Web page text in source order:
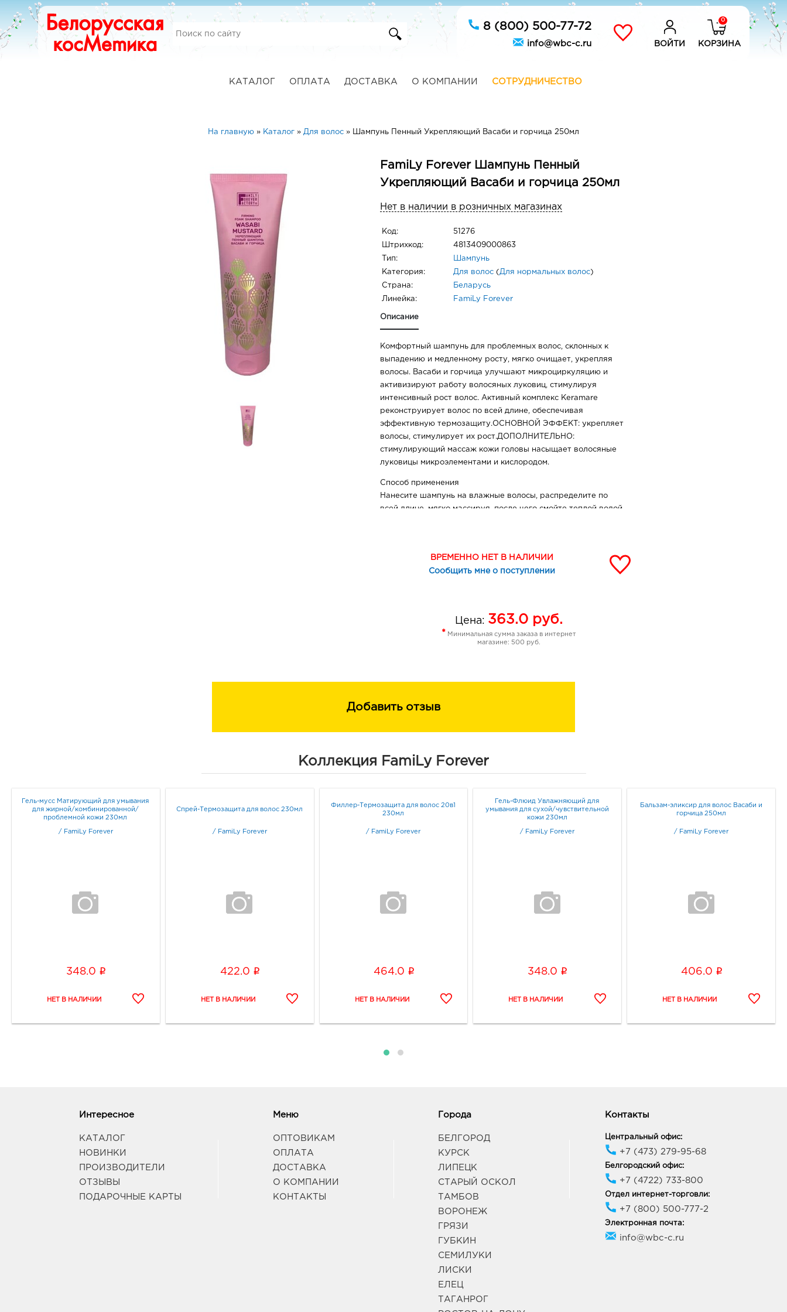
8 (800) 500-77-72
info@wbc-c.ru ВОЙТИ
0
КОРЗИНА
КАТАЛОГ ОПЛАТА ДОСТАВКА О КОМПАНИИ СОТРУДНИЧЕСТВО
На главную » Каталог » Для волос » Шампунь Пенный Укрепляющий Васаби и горчица 250мл
FamiLy Forever Шампунь Пенный
Укрепляющий Васаби и горчица 250мл
Нет в наличии в розничных магазинах
Код: 51276
Штрихкод: 4813409000863
Тип: Шампунь
Категория: Для волос ( Для нормальных волос)
Страна: Беларусь
Линейка: FamiLy Forever
Описание
Комфортный шампунь для проблемных волос, склонных к
выпадению и медленному росту, мягко очищает, укрепляя
волосы. Васаби и горчица улучшают микроциркуляцию и
активизируют работу волосяных луковиц, стимулируя
интенсивный рост волос. Активный комплекс Keramare
реконструирует волос по всей длине, обеспечивая
эффективную термозащиту.ОСНОВНОЙ ЭФФЕКТ: укрепляет
волосы, стимулирует их рост.ДОПОЛНИТЕЛЬНО:
стимулирующий массаж кожи головы насыщает волосяные
луковицы микроэлементами и кислородом.
Способ применения
Нанесите шампунь на влажные волосы, распределите по
всей длине, мягко массируя, после чего смойте теплой водой.
ВРЕМЕННО НЕТ В НАЛИЧИИ
Сообщить мне о поступлении
Цена: 363.0 руб.
* Минимальная сумма заказа в интернет
магазине: 500 руб.
Добавить отзыв
Коллекция FamiLy Forever
Гель-мусс Матирующий для умывания
для жирной/комбинированной/
проблемной кожи 230мл
/ FamiLy Forever
348.0 i
Спрей-Термозащита для волос 230мл
/ FamiLy Forever
422.0 i
Филлер-Термозащита для волос 20в1
230мл
/ FamiLy Forever
464.0 i
Гель-Флюид Увлажняющий для
умывания для сухой/чувствительной
кожи 230мл
/ FamiLy Forever
348.0 i
Бальзам-эликсир для волос Васаби и
горчица 250мл
/ FamiLy Forever
406.0 i
Интересное
КАТАЛОГ
НОВИНКИ
ПРОИЗВОДИТЕЛИ
ОТЗЫВЫ
ПОДАРОЧНЫЕ КАРТЫ
Меню
ОПТОВИКАМ
ОПЛАТА
ДОСТАВКА
О КОМПАНИИ
КОНТАКТЫ
Города
БЕЛГОРОД
КУРСК
ЛИПЕЦК
СТАРЫЙ ОСКОЛ
ТАМБОВ
ВОРОНЕЖ
ГРЯЗИ
ГУБКИН
СЕМИЛУКИ
ЛИСКИ
ЕЛЕЦ
ТАГАНРОГ
Контакты
Центральный офис:
+7 (473) 279-95-68
Белгородский офис:
+7 (4722) 733-800
Отдел интернет-торговли:
+7 (800) 500-777-2
Электронная почта:
info@wbc-c.ru